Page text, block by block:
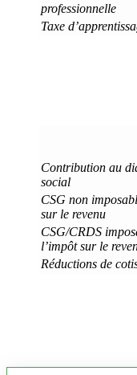
professionnelle
Taxe
Contribution au
social
CSG non
sur le revenu
CSG/CRDS
l’impôt sur le
Réductions de